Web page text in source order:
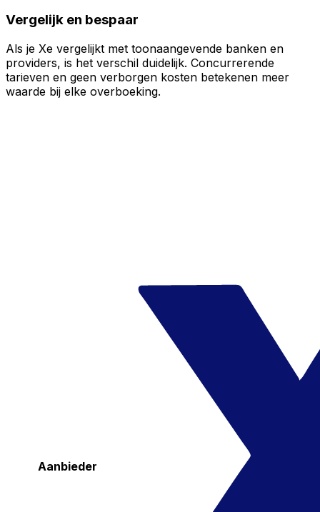
Vergelijk en bespaar
Als je Xe vergelijkt met toonaangevende banken en
providers, is het verschil duidelijk. Concurrerende
tarieven en geen verborgen kosten betekenen meer
waarde bij elke overboeking.
Aanbieder